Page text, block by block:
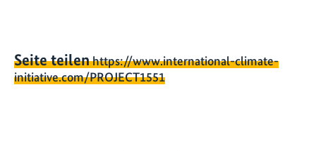
Seite teilenhttps://www.international-climate-
initiative.com/PROJECT1551